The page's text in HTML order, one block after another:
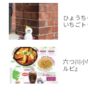
ひょう
いちご
六つ川
ルビ』